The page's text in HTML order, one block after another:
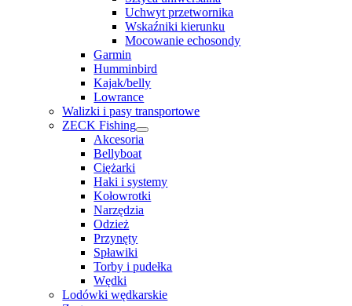
Uchwyt przetwornika
Wskaźniki kierunku
Mocowanie echosondy
Garmin
Humminbird
Kajak/belly
Lowrance
Walizki i pasy transportowe
ZECK Fishing
Akcesoria
Bellyboat
Ciężarki
Haki i systemy
Kołowrotki
Narzędzia
Odzież
Przynęty
Spławiki
Torby i pudełka
Wędki
Lodówki wędkarskie